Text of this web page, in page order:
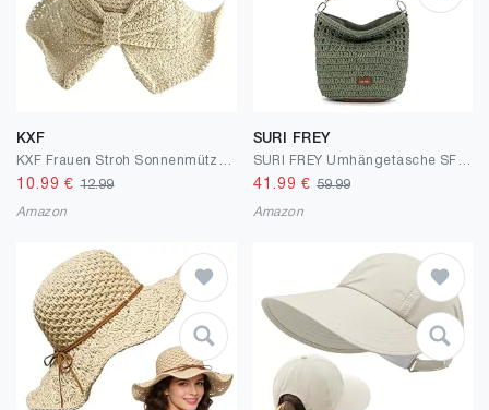
KXF
10.99 €12.99
Amazon
SURI FREY
41.99 € 59.99
Amazon